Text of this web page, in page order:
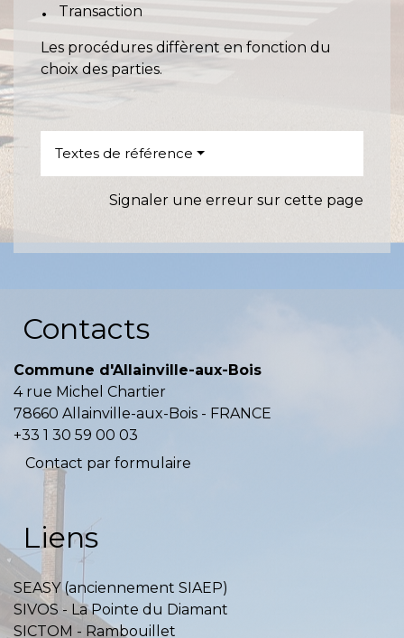
Transaction
Les procédures diffèrent en fonction du
choix des parties.
Textes de référence
Signaler une erreur sur cette page
Contacts
Commune d'Allainville-aux-Bois
4 rue Michel Chartier
78660 Allainville-aux-Bois - FRANCE
+33 1 30 59 00 03
Contact par formulaire
Liens
SEASY (anciennement SIAEP)
SIVOS - La Pointe du Diamant
SICTOM - Rambouillet